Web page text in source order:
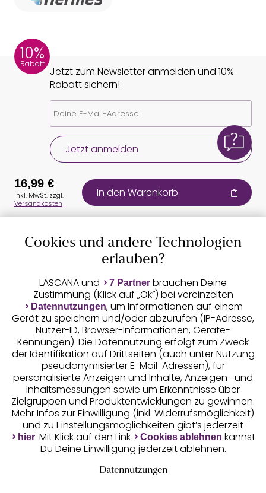
10%
Rabatt
Jetzt zum Newsletter anmelden und 10%
Rabatt sichern!
Jetzt anmelden
Auszeichnungen
Geprüfte Sicherheit
Unsere Apps
16,99 €
inkl. MwSt. zzgl.
Versandkosten
In den Warenkorb
Cookies und andere Technologien
erlauben?
LASCANA und 7 Partner brauchen Deine
Zustimmung (Klick auf „Ok”) bei vereinzelten
Datennutzungen, um Informationen auf einem
Gerät zu speichern und/oder abzurufen (IP-Adresse,
Nutzer-ID, Browser-Informationen, Geräte-
Kennungen). Die Datennutzung erfolgt zum Zweck
der Identifikation auf Drittseiten (auch unter Nutzung
pseudonymisierter E-Mail-Adressen), für
personalisierte Anzeigen und Inhalte, Anzeigen- und
Inhaltsmessungen sowie um Erkenntnisse über
Zielgruppen und Produktentwicklungen zu gewinnen.
Mehr Infos zur Einwilligung (inkl. Widerrufsmöglichkeit)
und zu Einstellungsmöglichkeiten gibt’s jederzeit
hier. Mit Klick auf den Link Cookies ablehnen kannst
Du Deine Einwilligung jederzeit ablehnen.
Datennutzungen